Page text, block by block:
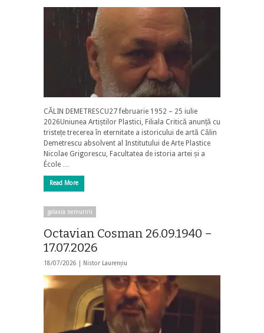
CĂLIN DEMETRESCU27 februarie 1952 – 25 iulie
2026Uniunea Artiștilor Plastici, Filiala Critică anunță cu
tristețe trecerea în eternitate a istoricului de artă Călin
Demetrescu absolvent al Institutului de Arte Plastice
Nicolae Grigorescu, Facultatea de istoria artei și a
École …
Read More
galaxia nemuririi
Octavian Cosman 26.09.1940 –
17.07.2026
18/07/2026 | Nistor Laurențiu